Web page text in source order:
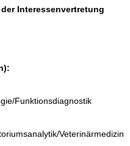
Interessenvertretung
Funktionsdiagnostik
Veterinärmedizin